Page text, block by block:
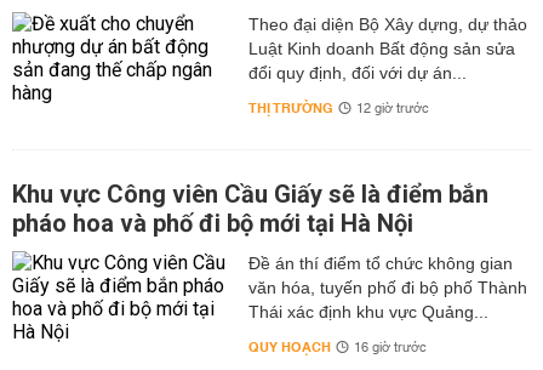
Theo đại diện Bộ Xây dựng, dự thảo
Luật Kinh doanh Bất động sản sửa
đổi quy định, đối với dự án...
THỊ TRƯỜNG 12 giờ trước
Khu vực Công viên Cầu Giấy sẽ là điểm bắn
pháo hoa và phố đi bộ mới tại Hà Nội
Đề án thí điểm tổ chức không gian
văn hóa, tuyến phố đi bộ phố Thành
Thái xác định khu vực Quảng...
QUY HOẠCH 16 giờ trước